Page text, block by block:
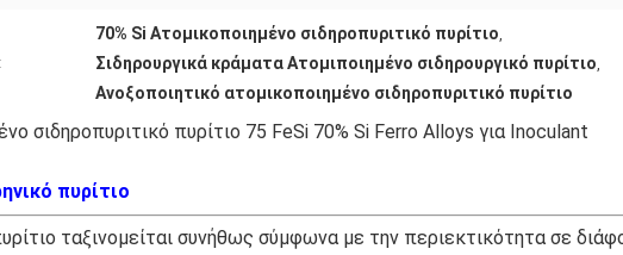
70% Si Ατομικοποιημένο σιδηροπυριτικό πυρίτιο,
Σιδηρουργικά κράματα Ατομιποιημένο σιδηρουργικό πυρίτιο,
Ανοξοποιητικό ατομικοποιημένο σιδηροπυριτικό πυρίτιο
σιδηροπυριτικό πυρίτιο 75 FeSi 70% Si Ferro Alloys για Inoculant
πυρίτιο
ταξινομείται συνήθως σύμφωνα με την περιεκτικότητα σε